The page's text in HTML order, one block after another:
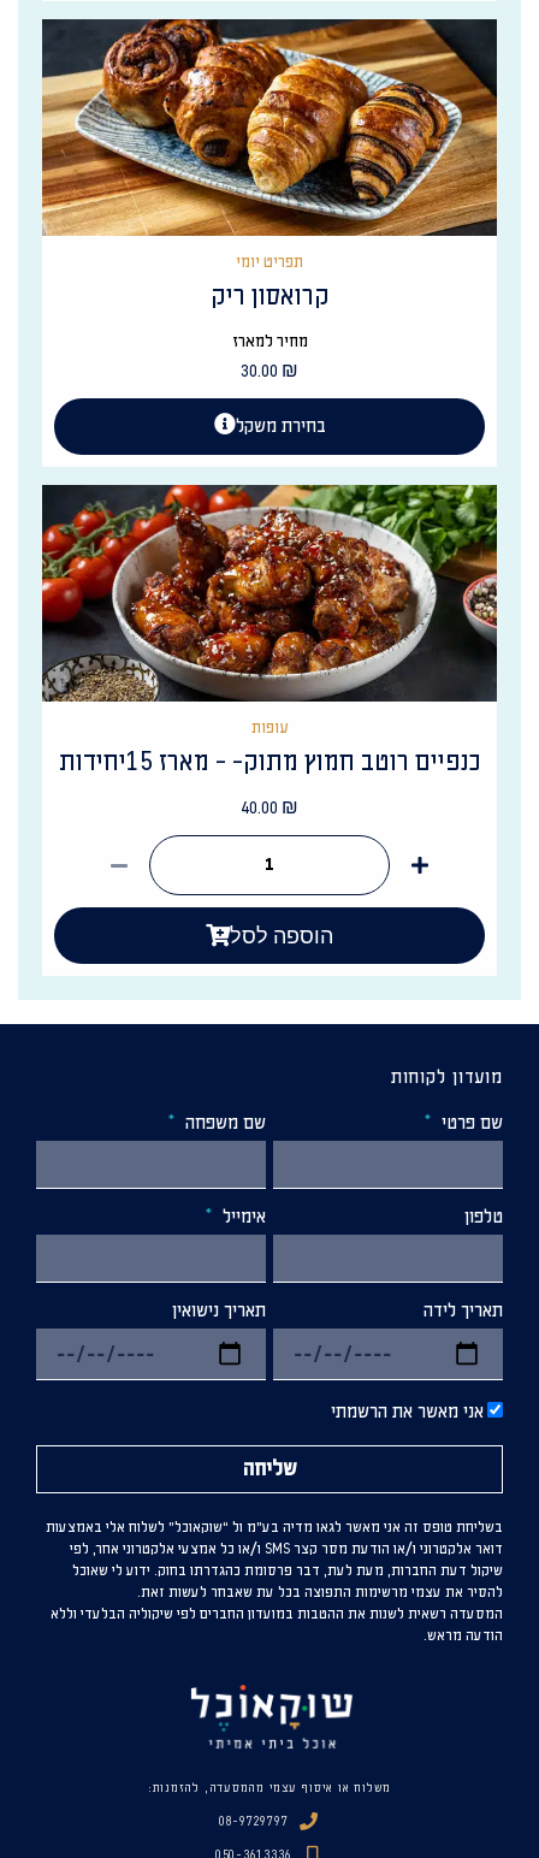
תפריט יומי
קרואסון ריק
מחיר למארז
30.00 ₪
בחירת משקל
עופות
כנפיים רוטב חמוץ מתוק- - מארז 15יחידות
40.00 ₪
הוספה לסל
משלוח או איסוף עצמי מהמסעדה, להזמנות:
08-9729797
מועדון לקוחות
שם פרטי
שם משפחה
טלפון אימייל
תאריך לידה תאריך נישואין
אני מאשר את הרשמתי
שליחה
בשליחת טופס זה אני מאשר לגאו מדיה בע”מ ול “שוקאוכל” לשלוח אלי באמצעות
דואר אלקטרוני ו/או הודעת מסר קצר SMS ו/או כל אמצעי אלקטרוני אחר, לפי
שיקול דעת החברות, מעת לעת, דבר פרסומת כהגדרתו בחוק. ידוע לי שאוכל
להסיר את עצמי מרשימות התפוצה בכל עת שאבחר לעשות זאת.
המסעדה רשאית לשנות את ההטבות במועדון החברים לפי שיקוליה הבלעדי וללא
הודעה מראש.